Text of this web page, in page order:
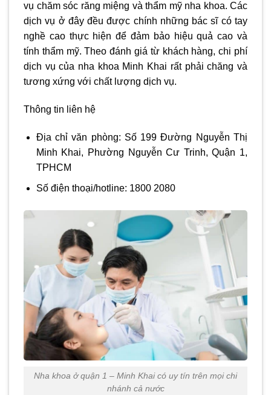
vụ chăm sóc răng miệng và thẩm mỹ nha khoa. Các
dịch vụ ở đây đều được chính những bác sĩ có tay
nghề cao thực hiện để đảm bảo hiệu quả cao và
tính thẩm mỹ. Theo đánh giá từ khách hàng, chi phí
dịch vụ của nha khoa Minh Khai rất phải chăng và
tương xứng với chất lượng dịch vụ.
Thông tin liên hệ
Địa chỉ văn phòng: Số 199 Đường Nguyễn Thị
Minh Khai, Phường Nguyễn Cư Trinh, Quận 1,
TPHCM
Số điện thoại/hotline: 1800 2080
Nha khoa ở quận 1 – Minh Khai có uy tín trên mọi chi
nhánh cả nước